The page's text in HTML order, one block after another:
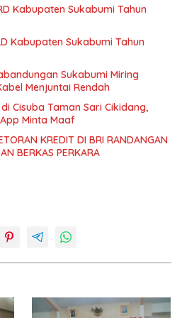
Kabupaten Sukabumi Tahun
Kabupaten Sukabumi Tahun
Sukabumi Miring
Menjuntai Rendah
Cisuba Taman Sari Cikidang,
Minta Maaf
KREDIT DI BRI RANDANGAN
BERKAS PERKARA